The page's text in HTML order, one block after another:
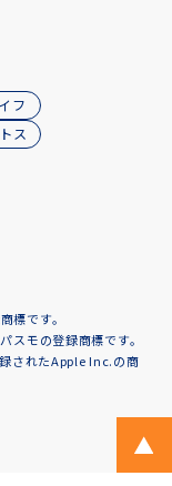
フ
ス
標です。
スモの登録商標です。
されたApple Inc.の商